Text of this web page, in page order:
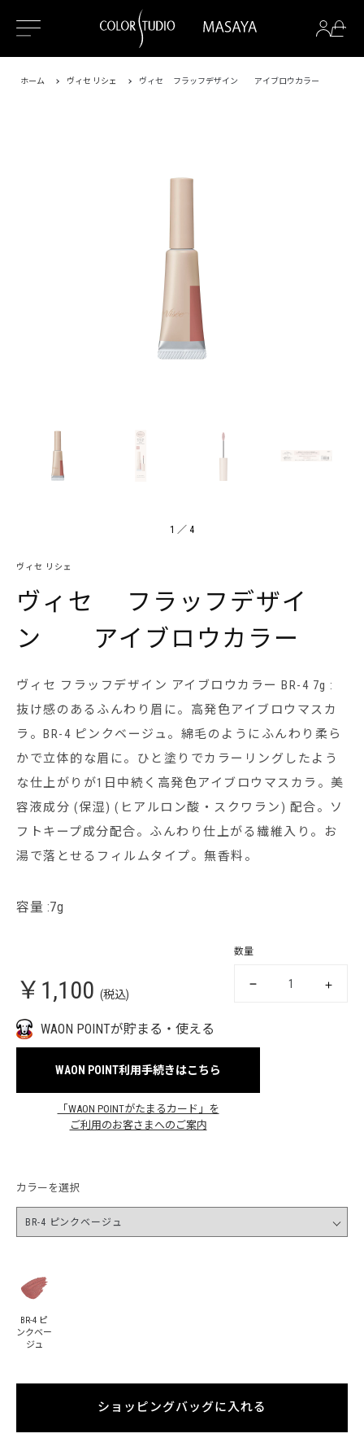
ホーム ヴィセ リシェ ヴィセ フラッフデザイン アイブロウカラー
1 ／ 4
ヴィセ リシェ
ヴィセ フラッフデザイ
ン アイブロウカラー
ヴィセ フラッフデザイン アイブロウカラー BR-4 7g :
抜け感のあるふんわり眉に。高発色アイブロウマスカ
ラ。BR-4 ピンクベージュ。綿毛のようにふんわり柔ら
かで立体的な眉に。ひと塗りでカラーリングしたよう
な仕上がりが1日中続く高発色アイブロウマスカラ。美
容液成分 (保湿) (ヒアルロン酸・スクワラン) 配合。ソ
フトキープ成分配合。ふんわり仕上がる繊維入り。お
湯で落とせるフィルムタイプ。無香料。
容量 :7g
￥1,100 (税込)
数量
WAON POINTが貯まる・使える
WAON POINT利用手続きはこちら
「WAON POINTがたまるカード」を
ご利用のお客さまへのご案内
カラーを選択
BR-4 ピ
ンクベー
ジュ
ショッピングバッグに入れる